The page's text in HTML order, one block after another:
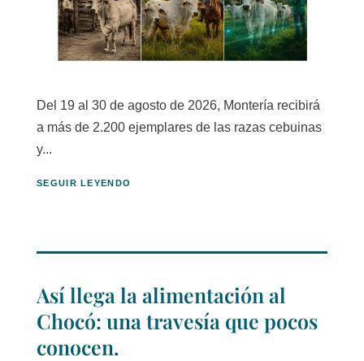
Del 19 al 30 de agosto de 2026, Montería recibirá
a más de 2.200 ejemplares de las razas cebuinas
y...
SEGUIR LEYENDO
Así llega la alimentación al
Chocó: una travesía que pocos
conocen.